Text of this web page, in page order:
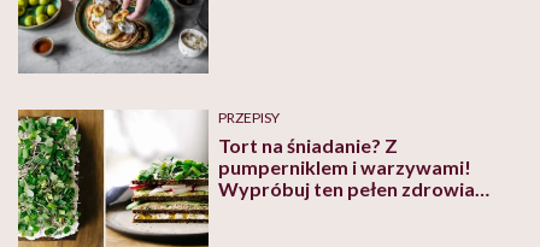
PRZEPISY
Tort na śniadanie? Z
pumperniklem i warzywami!
Wypróbuj ten pełen zdrowia